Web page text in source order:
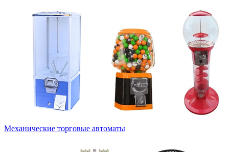
Механические торговые автоматы